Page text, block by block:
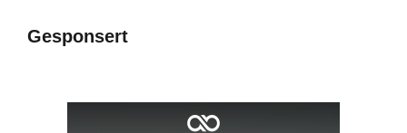
Gesponsert